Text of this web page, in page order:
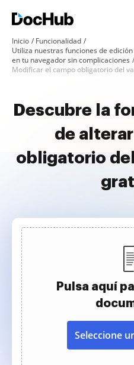
Inicio
Funcionalidad
Utiliza nuestras funciones de
en tu navegador sin complicaciones
Modificar el campo obligatorio del
Descubre la
de
obligatorio
Pulsa aquí
Seleccione